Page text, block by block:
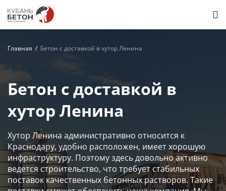
Главная Бетон с доставкой в хутор Ленина
Бетон с доставкой в
хутор Ленина
Хутор Ленина административно относится к
Краснодару, удобно расположен, имеет хорошую
инфраструктуру. Поэтому здесь довольно активно
ведется строительство, что требует стабильных
поставок качественных бетонных растворов. Такие